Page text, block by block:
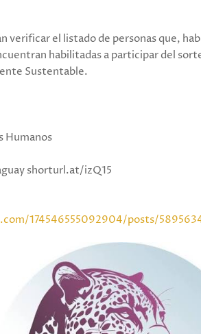
verificar el listado de personas que,
habilitadas a participar del
Sustentable.
Humanos
shorturl.at/izQ15
174546555092904/posts/